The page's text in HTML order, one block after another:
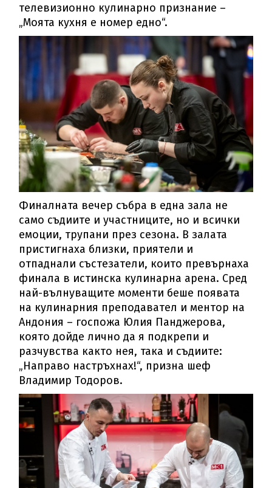
телевизионно кулинарно признание –
„Моята кухня е номер едно“.
Финалната вечер събра в една зала не
само съдиите и участниците, но и всички
емоции, трупани през сезона. В залата
пристигнаха близки, приятели и
отпаднали състезатели, които превърнаха
финала в истинска кулинарна арена. Сред
най-вълнуващите моменти беше появата
на кулинарния преподавател и ментор на
Андония – госпожа Юлия Панджерова,
която дойде лично да я подкрепи и
разчувства както нея, така и съдиите:
„Направо настръхнах!“, призна шеф
Владимир Тодоров.